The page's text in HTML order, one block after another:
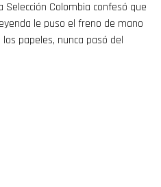
Colombia confesó que
le puso el freno de mano
papeles, nunca pasó del